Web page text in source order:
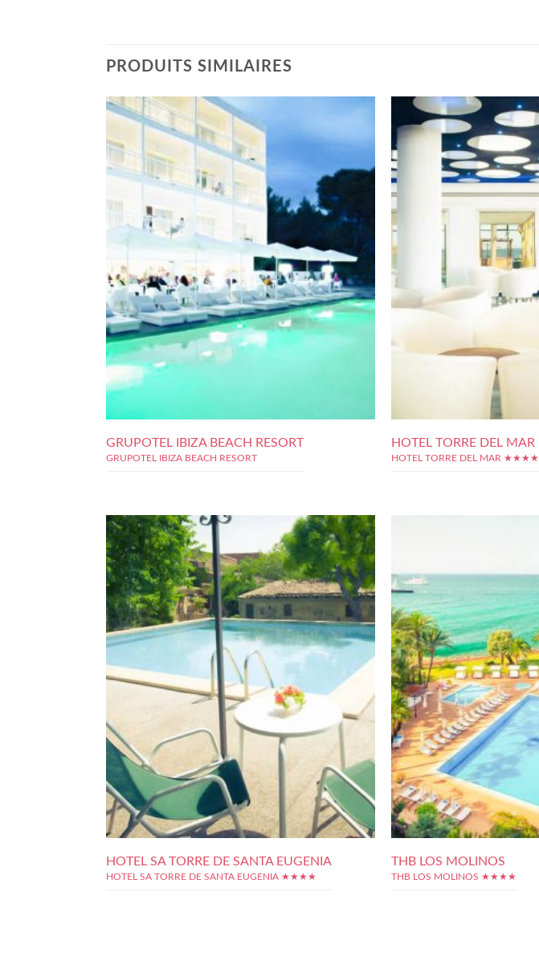
PRODUITS SIMILAIRES
GRUPOTEL IBIZA BEACH RESORT
GRUPOTEL IBIZA BEACH RESORT
HOTEL TORRE DEL MAR
HOTEL TORRE DEL MAR ★★★★
HOTEL SA TORRE DE SANTA EUGENIA
HOTEL SA TORRE DE SANTA EUGENIA ★★★★
THB LOS MOLINOS
THB LOS MOLINOS ★★★★